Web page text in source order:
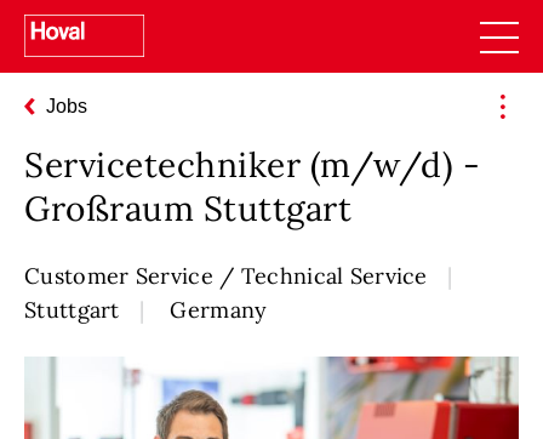
Jobs
Servicetechniker (m/w/d) -
Großraum Stuttgart
Customer Service / Technical Service
Stuttgart
Germany